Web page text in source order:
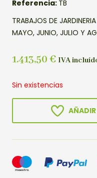
Referencia: TB
TRABAJOS DE
MAYO, JUNIO, JULIO Y
1.413,50 € IVA
Sin existencias
AÑADIR